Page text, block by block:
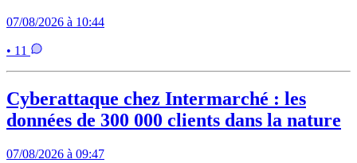
07/08/2026 à 10:44
• 11
Cyberattaque chez Intermarché : les
données de 300 000 clients dans la nature
07/08/2026 à 09:47